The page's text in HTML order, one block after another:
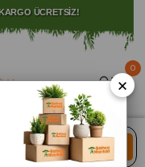
İLİ İLE SINIRLIDIR.
ARA
0
×